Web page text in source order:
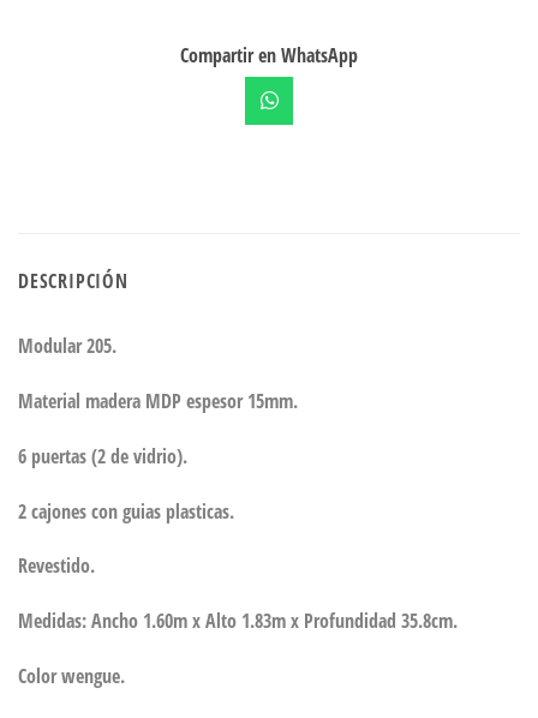
Compartir en WhatsApp
DESCRIPCIÓN
Modular 205.
Material madera MDP espesor 15mm.
6 puertas (2 de vidrio).
2 cajones con guias plasticas.
Revestido.
Medidas: Ancho 1.60m x Alto 1.83m x Profundidad 35.8cm.
Color wengue.